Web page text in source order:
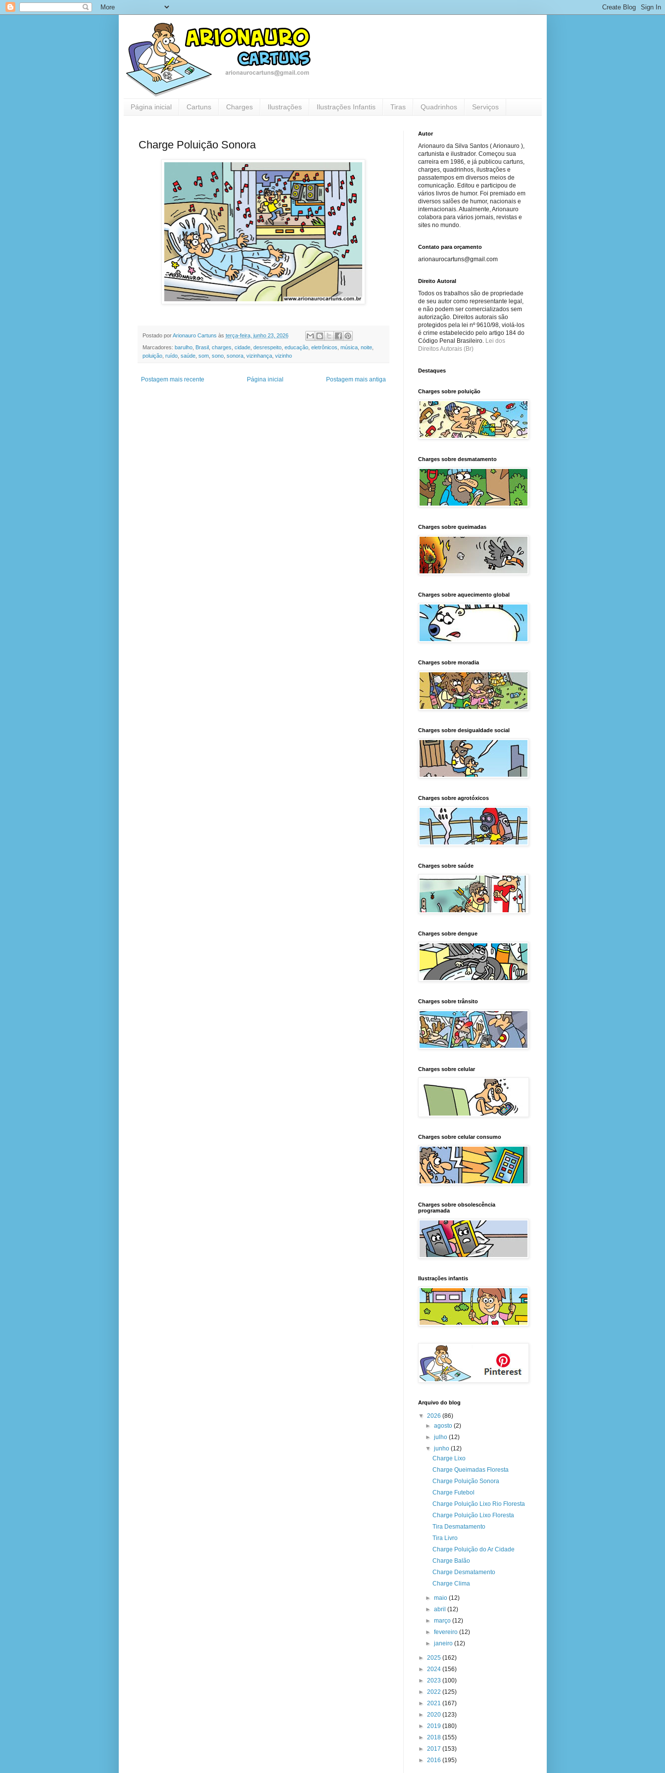
Página inicial Cartuns Charges Ilustrações Ilustrações Infantis Tiras Quadrinhos Serviços
Charge Poluição Sonora
Postado porArionauro Cartuns às terça-feira, junho 23, 2026
Marcadores: barulho, Brasil, charges cidade, desrespeito, educação, eletrônicos música, noite,
poluição, ruído, saúde, som, sono, sonora, vizinhança, vizinho
Postagem mais recente Postagem mais antiga
Página inicial
Autor
Arionauro da Silva Santos ( Arionauro ),
cartunista e ilustrador. Começou sua
carreira em 1986, e já publicou cartuns,
charges, quadrinhos, ilustrações e
passatempos em diversos meios de
comunicação. Editou e participou de
vários livros de humor. Foi premiado em
diversos salões de humor, nacionais e
internacionais. Atualmente, Arionauro
colabora para vários jornais, revistas e
sites no mundo.
Contato para orçamento
arionaurocartuns@gmail.com
Direito Autoral
Todos os trabalhos são de propriedade
de seu autor como representante legal,
e não podem ser comercializados sem
autorização. Direitos autorais são
protegidos pela lei nº 9610/98, violá-los
é crime estabelecido pelo artigo 184 do
Código Penal Brasileiro. Lei dos
Direitos Autorais (Br)
Destaques
Charges sobre poluição
Charges sobre desmatamento
Charges sobre queimadas
Charges sobre aquecimento global
Charges sobre moradia
Charges sobre desigualdade social
Charges sobre agrotóxicos
Charges sobre saúde
Charges sobre dengue
Charges sobre trânsito
Charges sobre celular
Charges sobre celular consumo
Charges sobre obsolescência
programada
Ilustrações infantis
Arquivo do blog
▼ 2026 (86)
► agosto (2)
► julho (12)
▼ junho (12)
Charge Lixo
Charge Queimadas Floresta
Charge Poluição Sonora
Charge Futebol
Charge Poluição Lixo Rio Floresta
Charge Poluição Lixo Floresta
Tira Desmatamento
Tira Livro
Charge Poluição do Ar Cidade
Charge Balão
Charge Desmatamento
Charge Clima
► maio (12)
► abril (12)
► março (12)
► fevereiro (12)
► janeiro (12)
► 2025 (162)
► 2024 (156)
► 2023 (100)
► 2022 (125)
► 2021 (167)
► 2020 (123)
► 2019 (180)
► 2018 (155)
► 2017 (153)
► 2016 (195)